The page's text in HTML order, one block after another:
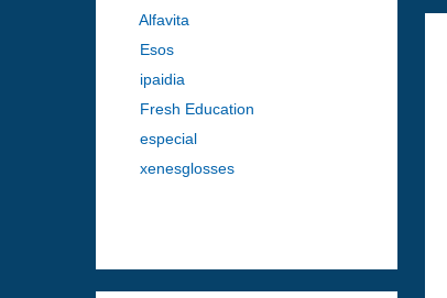
Alfavita
Esos
ipaidia
Fresh Education
especial
xenesglosses